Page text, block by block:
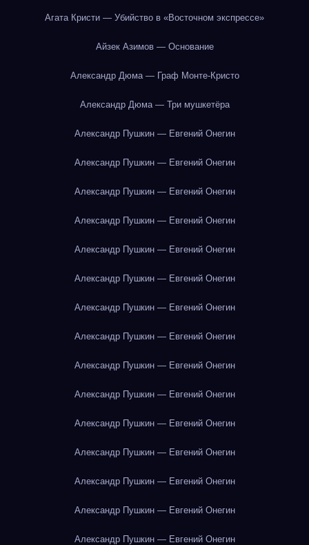
Агата Кристи — Убийство в «Восточном экспрессе»
Айзек Азимов — Основание
Александр Дюма — Граф Монте-Кристо
Александр Дюма — Три мушкетёра
Александр Пушкин — Евгений Онегин
Александр Пушкин — Евгений Онегин
Александр Пушкин — Евгений Онегин
Александр Пушкин — Евгений Онегин
Александр Пушкин — Евгений Онегин
Александр Пушкин — Евгений Онегин
Александр Пушкин — Евгений Онегин
Александр Пушкин — Евгений Онегин
Александр Пушкин — Евгений Онегин
Александр Пушкин — Евгений Онегин
Александр Пушкин — Евгений Онегин
Александр Пушкин — Евгений Онегин
Александр Пушкин — Евгений Онегин
Александр Пушкин — Евгений Онегин
Александр Пушкин — Евгений Онегин